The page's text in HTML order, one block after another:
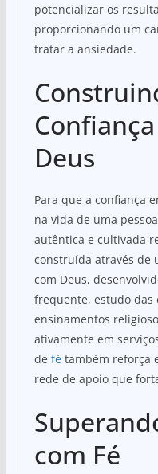
potencializar os
proporcionando um
tratar a ansiedade.
Deus
Para que a confiança
na vida de uma
autêntica e cultivada
construída através de
com Deus,
frequente, estudo das
ensinamentos
ativamente em
de fétambém reforça
rede de apoio que
com Fé